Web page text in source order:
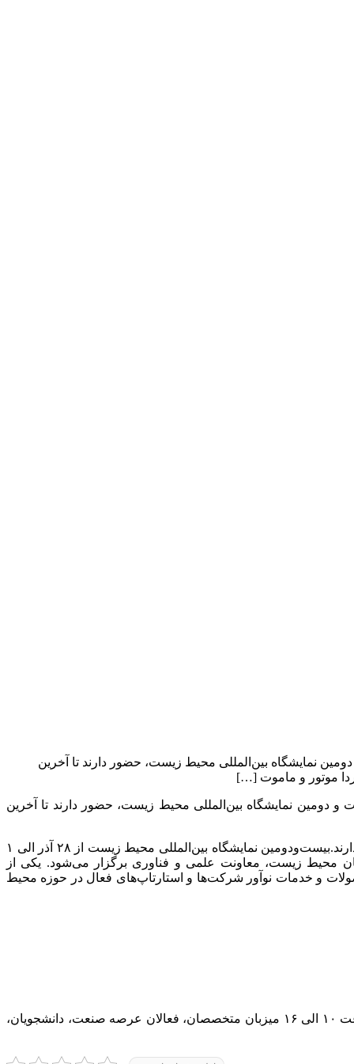
نمایشگاه بین‌المللی محیط زیست،‌ حضور دارند تا آخرین
موتور و ماموت […]
نمایشگاه بین‌المللی محیط زیست،‌ حضور دارند تا آخرین
بیست‌ودومین نمایشگاه بین‌المللی محیط زیست از ۲۸ آذر الی ۱
محیط زیست، معاونت علمی و فناوری برگزار می‌شود. یکی از
و خدمات نوآور شرکت‌ها و استارتاپ‌های فعال در حوزه محیط
لازم به ذکر است بیست‌ودومین نمایشگاه بین‌المللی محیط زیست با شعار مشارکت همگانی، اقتصاد سبز و توسعه پایدار همه روزه از ساعت ۱۰ الی ۱۶ میزبان متخصصان، فعالان عرصه صنعت، دانشجویان،